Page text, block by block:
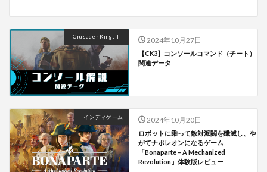
Crusader Kings III 2024年10月27日
【CK3】コンソールコマンド（チート）
関連データ
インディゲーム 2024年10月20日
ロボットに乗って敵対派閥を殲滅し、や
がてナポレオンになるゲーム
「Bonaparte – A Mechanized
Revolution」体験版レビュー